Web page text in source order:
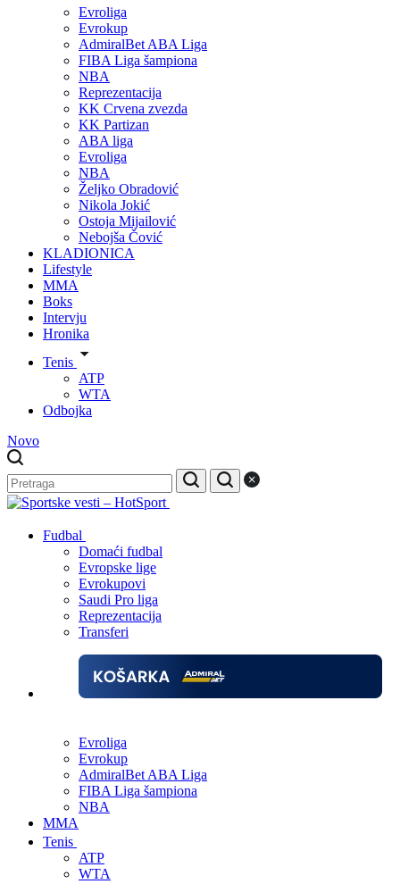
Evroliga
Evrokup
AdmiralBet ABA Liga
FIBA Liga šampiona
NBA
Reprezentacija
KK Crvena zvezda
KK Partizan
ABA liga
Evroliga
NBA
Željko Obradović
Nikola Jokić
Ostoja Mijailović
Nebojša Čović
KLADIONICA
Lifestyle
MMA
Boks
Intervju
Hronika
Tenis
ATP
WTA
Odbojka
Novo
Fudbal
Domaći fudbal
Evropske lige
Evrokupovi
Saudi Pro liga
Reprezentacija
Transferi
Evroliga
Evrokup
AdmiralBet ABA Liga
FIBA Liga šampiona
NBA
MMA
Tenis
ATP
WTA